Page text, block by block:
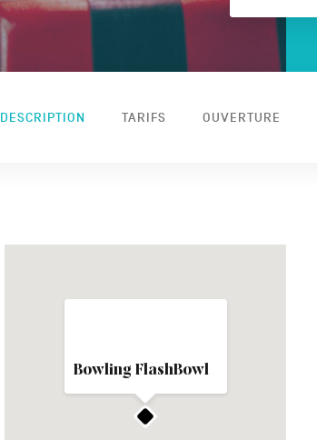
DESCRIPTION TARIFS OUVERTURE
Bowling FlashBowl